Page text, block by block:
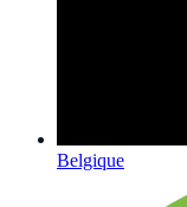
Belgique